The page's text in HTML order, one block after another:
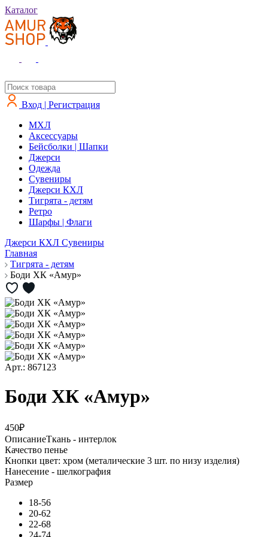
Каталог
Вход | Регистрация
MXЛ
Аксессуары
Бейсболки | Шапки
Джерси
Одежда
Сувениры
Джерси КХЛ
Тигрята - детям
Ретро
Шарфы | Флаги
Джерси КХЛ Сувениры
Главная
Тигрята - детям
Боди ХК «Амур»
Арт.: 867123
Боди ХК «Амур»
450₽
ОписаниеТкань - интерлок
Качество пенье
Кнопки цвет: хром (металические 3 шт. по низу изделия)
Нанесение - шелкография
Размер
18-56
20-62
22-68
24-74